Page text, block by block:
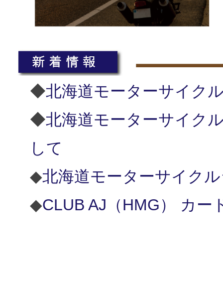
◆北海道モーターサイク
◆北海道モーターサイク
して
◆北海道モーターサイク
◆CLUB AJ（HMG） カ